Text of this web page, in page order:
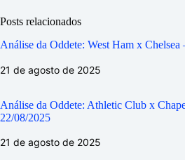
Posts relacionados
Análise da Oddete: West Ham x Chelsea
21 de agosto de 2025
Análise da Oddete: Athletic Club x
22/08/2025
21 de agosto de 2025